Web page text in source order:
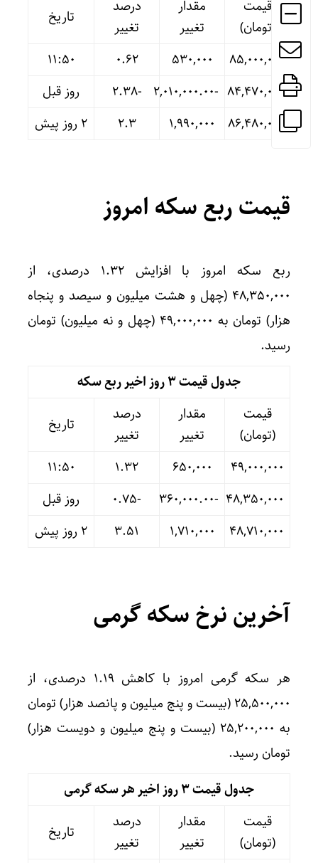
قیمت
(تومان)
مقدار
تغییر
درصد
تغییر
تاریخ
۸۵,۰۰۰,۰۰۰
۵۳۰,۰۰۰ ۰.۶۲
11:50
۸۴,۴۷۰,۰۰۰ -۲,۰۱۰,۰۰۰.۰۰ -۲.۳۸
روز قبل
۸۶,۴۸۰,۰۰۰
۱,۹۹۰,۰۰۰ ۲.۳ ۲ روز پیش
قیمت ربع سکه امروز
ربع سکه امروز با افزایش ۱.۳۲ درصدی، از
۴۸,۳۵۰,۰۰۰ (چهل و هشت میلیون و سیصد و پنجاه
هزار) تومان به ۴۹,۰۰۰,۰۰۰ (چهل و نه میلیون) تومان
رسید.
جدول قیمت 3 روز اخیر ربع سکه
قیمت
(تومان)
مقدار
تغییر
درصد
تغییر
تاریخ
۴۹,۰۰۰,۰۰۰
۶۵۰,۰۰۰ ۱.۳۲
11:50
۴۸,۳۵۰,۰۰۰ -۳۶۰,۰۰۰.۰۰ -۰.۷۵
روز قبل
۴۸,۷۱۰,۰۰۰
۱,۷۱۰,۰۰۰ ۳.۵۱ ۲ روز پیش
آخرین نرخ سکه گرمی
هر سکه گرمی امروز با کاهش ۱.۱۹ درصدی، از
۲۵,۵۰۰,۰۰۰ (بیست و پنج میلیون و پانصد هزار) تومان
به ۲۵,۲۰۰,۰۰۰ (بیست و پنج میلیون و دویست هزار)
تومان رسید.
جدول قیمت 3 روز اخیر هر سکه گرمی
قیمت
(تومان)
مقدار
تغییر
درصد
تغییر
تاریخ